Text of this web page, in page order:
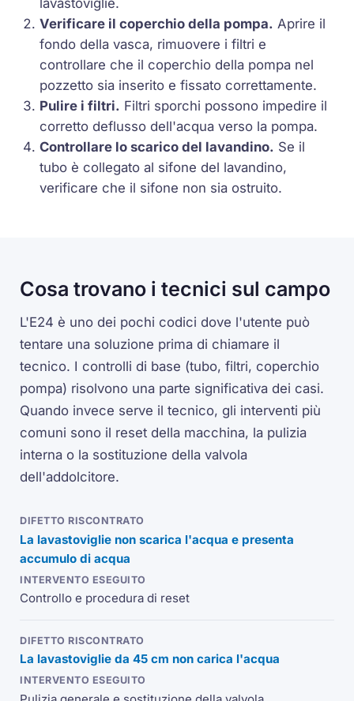
Verificare il coperchio della pompa. Aprire il
fondo della vasca, rimuovere i filtri e
controllare che il coperchio della pompa nel
pozzetto sia inserito e fissato correttamente.
Pulire i filtri. Filtri sporchi possono impedire il
corretto deflusso dell'acqua verso la pompa.
Controllare lo scarico del lavandino. Se il
tubo è collegato al sifone del lavandino,
verificare che il sifone non sia ostruito.
Cosa trovano i tecnici sul campo
L'E24 è uno dei pochi codici dove l'utente può
tentare una soluzione prima di chiamare il
tecnico. I controlli di base (tubo, filtri, coperchio
pompa) risolvono una parte significativa dei casi.
Quando invece serve il tecnico, gli interventi più
comuni sono il reset della macchina, la pulizia
interna o la sostituzione della valvola
dell'addolcitore.
La lavastoviglie non scarica l'acqua e presenta
accumulo di acqua
Controllo e procedura di reset
La lavastoviglie da 45 cm non carica l'acqua